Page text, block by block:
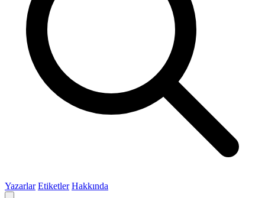
Yazarlar Etiketler Hakkında